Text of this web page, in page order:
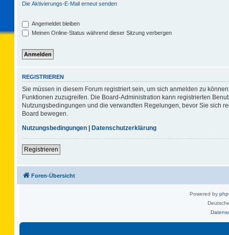
Die Aktivierungs-E-Mail erneut senden
Angemeldet bleiben
Meinen Online-Status während dieser Sitzung verbergen
REGISTRIEREN
Sie müssen in diesem Forum registriert sein, um sich anmelden zu
Funktionen zuzugreifen. Die Board-Administration kann registrierten
Nutzungsbedingungen und die verwandten Regelungen, bevor Sie sich
Board bewegen.
Nutzungsbedingungen | Datenschutzerklärung
Registrieren
Foren-Übersicht
Powered by